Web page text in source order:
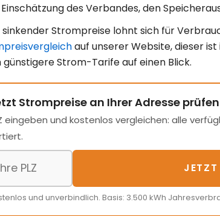
des Verbandes, den
sinkender Strompreise lohnt sich für
auf unserer Website, dieser
günstigere Strom-Tarife auf einen Blick.
Strompreise an Ihrer Adresse prüfen
eingeben und kostenlos vergleichen: alle
JETZT
und unverbindlich. Basis: 3.500 kWh